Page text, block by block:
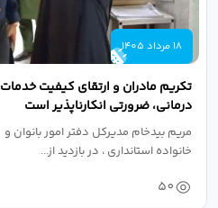
18 مرداد 1405
تکریم مادران و ارتقای کیفیت خدمات
درمانی، ضرورتی انکارناپذیر است
مریم بیدخام مدیرکل دفتر امور بانوان و
خانواده استانداری ، در بازدید از...
50